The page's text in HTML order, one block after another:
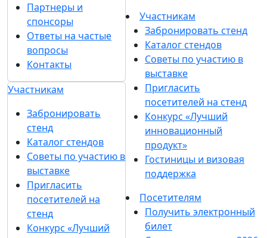
Партнеры и
спонсоры
Ответы на частые
вопросы
Контакты
Участникам
Забронировать
стенд
Каталог стендов
Советы по участию в
выставке
Пригласить
посетителей на
стенд
Конкурс «Лучший
Участникам
Забронировать стенд
Каталог стендов
Советы по участию в
выставке
Пригласить
посетителей на стенд
Конкурс «Лучший
инновационный
продукт»
Гостиницы и визовая
поддержка
Посетителям
Получить электронный
билет